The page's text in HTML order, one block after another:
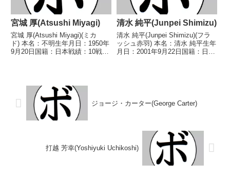
宮城 厚(Atsushi Miyagi)
宮城 厚(Atsushi Miyagi)(ミカ
ド) 本名：不明生年月日：1950年
9月20日国籍：日本戦績：10戦10
明) 佐伯 喜昭(...
清水 純平(Junpei Shimizu)
清水 純平(Junpei Shimizu)(フラ
ッシュ赤羽) 本名：清水 純平生年
月日：2001年9月22日国籍：日本
ジョージ・カーター(George Carter)
打越 芳幸(Yoshiyuki Uchikoshi)